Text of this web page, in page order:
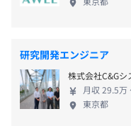
・私傷病休暇
・残業手当
・管理職手当
・家族手当（毎月
会社負担で参加・受
メンター制度の有無
あり
ております。 また
案件を積極的に受注
を継続しています。 「従業員の満足」は「顧客の満
足」。そう考える弊
クライフを送れるよ
っています。その一
研究開発エンジニア
株式会社C&Gシ
月収 29.5万
東京都